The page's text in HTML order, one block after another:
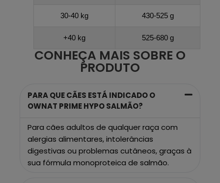
30-40 kg 430-525 g
+40 kg 525-680 g
CONHEÇA MAIS SOBRE O
PRODUTO
PARA QUE CÃES ESTÁ INDICADO O
OWNAT PRIME HYPO SALMÃO?
Para cães adultos de qualquer raça com
alergias alimentares, intolerâncias
digestivas ou problemas cutâneos, graças à
sua fórmula monoproteica de salmão.